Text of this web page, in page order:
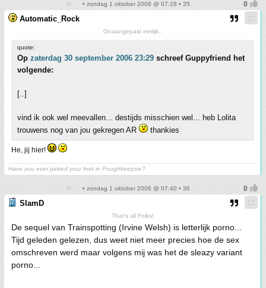
• zondag 1 oktober 2006 @ 07:28 • 35
Automatic_Rock
Onaangepast eerlijk..
quote:
Op zaterdag 30 september 2006 23:29 schreef Guppyfriend het
volgende:
[..]
vind ik ook wel meevallen... destijds misschien wel... heb Lolita
trouwens nog van jou gekregen AR
thankies
He, jij hier!
Have you ever picked your feet in Poughkeepsie?
• zondag 1 oktober 2006 @ 07:40 • 36
SlamD
That's all Folks!
De sequel van Trainspotting (Irvine Welsh) is letterlijk porno...
Tijd geleden gelezen, dus weet niet meer precies hoe de sex
omschreven werd maar volgens mij was het de sleazy variant
porno...